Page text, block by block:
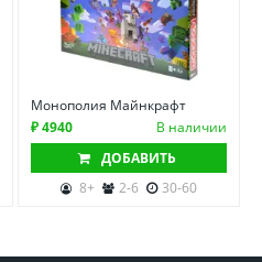
Монополия Майнкрафт
₽ 4940
В наличии
ДОБАВИТЬ
8+
2-6 30-60